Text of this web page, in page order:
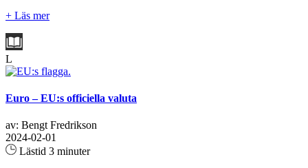
+ Läs mer
L
Euro – EU:s officiella valuta
av: Bengt Fredrikson
2024-02-01
Lästid 3 minuter